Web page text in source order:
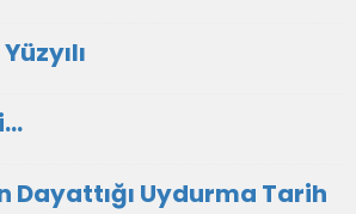
Dayattığı Uydurma Tarih